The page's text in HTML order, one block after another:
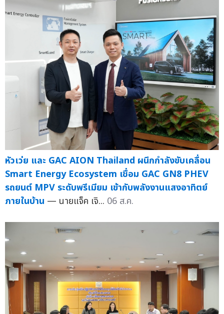
หัวเว่ย และ GAC AION Thailand ผนึกกำลังขับเคลื่อน
Smart Energy Ecosystem เชื่อม GAC GN8 PHEV
รถยนต์ MPV ระดับพรีเมียม เข้ากับพลังงานแสงอาทิตย์
ภายในบ้าน — นายแจ็ค เจิ... 06 ส.ค.